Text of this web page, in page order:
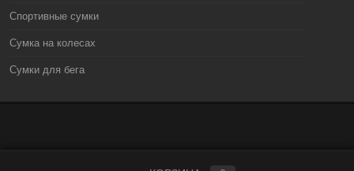
Спортивные сумки
Сумка на колесах
Сумки для бега